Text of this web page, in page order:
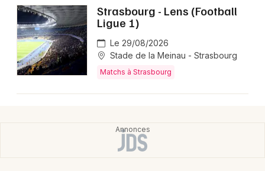
Strasbourg - Lens (Football
Ligue 1)
Le 29/08/2026
Stade de la Meinau - Strasbourg
Matchs à Strasbourg